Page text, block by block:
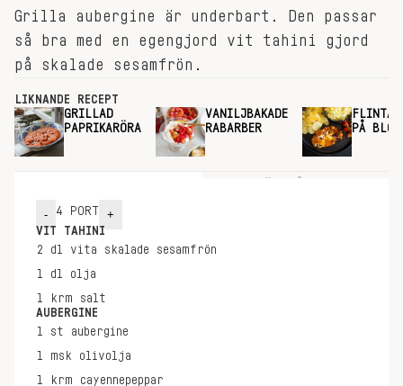
Grilla aubergine är underbart. Den passar
så bra med en egengjord vit tahini gjord
på skalade sesamfrön.
LIKNANDE RECEPT
GRILLAD
PAPRIKARÖRA
VANILJBAKADE
RABARBER
PÅ
- 4 PORT +
VIT TAHINI
2 dl
vita skalade sesamfrön
1 dl
olja
1
krm
salt
AUBERGINE
1 st
aubergine
1 msk
olivolja
1
krm
cayennepeppar